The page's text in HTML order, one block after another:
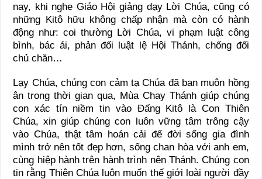
nay, khi nghe Giáo Hội giảng dạy Lời Chúa, cũng có
những Kitô hữu không chấp nhận mà còn có hành
động như: coi thường Lời Chúa, vi phạm luật công
bình, bác ái, phản đối luật lệ Hội Thánh, chống đối
chủ chăn…
Lạy Chúa, chúng con cảm tạ Chúa đã ban muôn hồng
ân trong thời gian qua, Mùa Chay Thánh giúp chúng
con xác tín niềm tin vào Đấng Kitô là Con Thiên
Chúa, xin giúp chúng con luôn vững tâm trông cậy
vào Chúa, thật tâm hoán cải để đời sống gia đình
mình trở nên tốt đẹp hơn, sống chan hòa với anh em,
cùng hiệp hành trên hành trình nên Thánh. Chúng con
tin rằng Thiên Chúa luôn muốn thế giới loài người đầy